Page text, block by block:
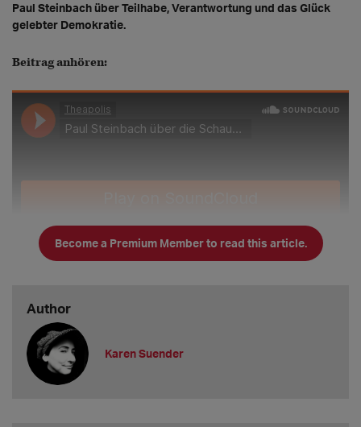
Paul Steinbach über Teilhabe, Verantwortung und das Glück
gelebter Demokratie.
Beitrag anhören:
Wie ein Schlag ins Gesicht sei es im ersten Moment gewesen,
Become a Premium Member to read this article.
Author
Karen Suender